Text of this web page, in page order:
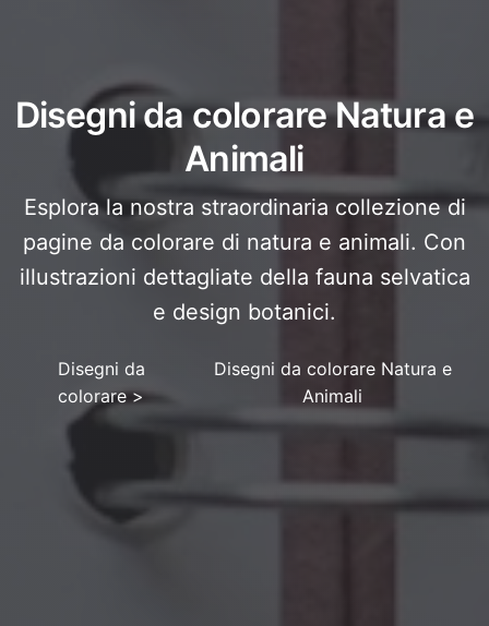
Disegni da colorare Natura e
Animali
Esplora la nostra straordinaria collezione di
pagine da colorare di natura e animali. Con
illustrazioni dettagliate della fauna selvatica
e design botanici.
Disegni da
colorare>
Disegni da colorare Natura e
Animali